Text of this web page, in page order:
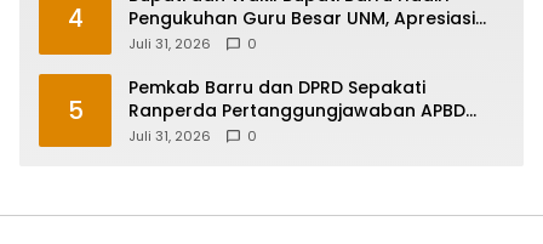
4
Pengukuhan Guru Besar UNM, Apresiasi
Capaian Prof. Kamaruddin Hasan
Juli 31, 2026 0
5
Pemkab Barru dan DPRD Sepakati
Ranperda Pertanggungjawaban APBD
2025, Perkuat Komitmen Tata Kelola dan
Juli 31, 2026 0